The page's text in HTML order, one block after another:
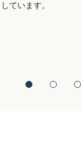
しています。